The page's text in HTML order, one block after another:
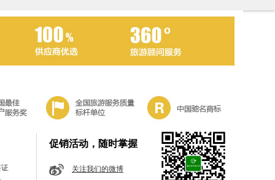
促销活动，随时掌握
关注我们的微博